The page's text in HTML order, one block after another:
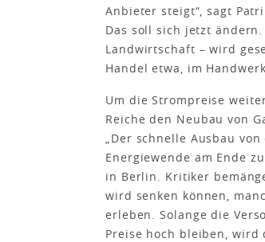
Anbieter steigt“, sagt
Das soll sich jetzt
Landwirtschaft – wird
Handel etwa, im
Um die Strompreise
Reiche den Neubau von
„Der schnelle Ausbau
Energiewende am Ende
in Berlin. Kritiker
wird senken können,
erleben. Solange die
Preise hoch bleiben, wird